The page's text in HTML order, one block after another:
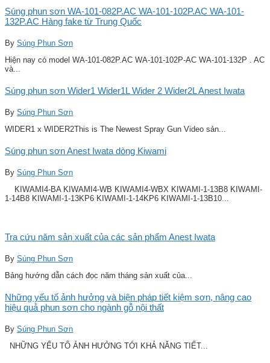
Súng phun sơn WA-101-082P.AC WA-101-102P.AC WA-101-
132P.AC Hàng fake từ Trung Quốc
By Súng Phun Sơn
Hiện nay có model WA-101-082P.AC WA-101-102P-AC WA-101-132P . AC
và...
Súng phun sơn Wider1 Wider1L Wider 2 Wider2L Anest Iwata
By Súng Phun Sơn
WIDER1 x WIDER2This is The Newest Spray Gun Video sản...
Súng phun sơn Anest Iwata dòng Kiwami
By Súng Phun Sơn
KIWAMI4-BA KIWAMI4-WB KIWAMI4-WBX KIWAMI-1-13B8 KIWAMI-
1-14B8 KIWAMI-1-13KP6 KIWAMI-1-14KP6 KIWAMI-1-13B10...
Tra cứu năm sản xuất của các sản phẩm Anest Iwata
By Súng Phun Sơn
Bảng hướng dẫn cách đọc năm tháng sản xuất của...
Những yếu tố ảnh hưởng và biện pháp tiết kiệm sơn, nâng cao
hiệu quả phun sơn cho ngành gỗ nội thất
By Súng Phun Sơn
NHỮNG YẾU TỐ ẢNH HƯỞNG TỚI KHẢ NĂNG TIẾT...